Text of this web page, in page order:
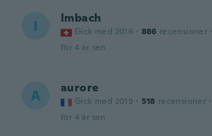
I Imbach
Gick med 2016 · 886 recensioner ·
för 4 år sen
A aurore
Gick med 2019 · 518 recensioner ·
för 4 år sen